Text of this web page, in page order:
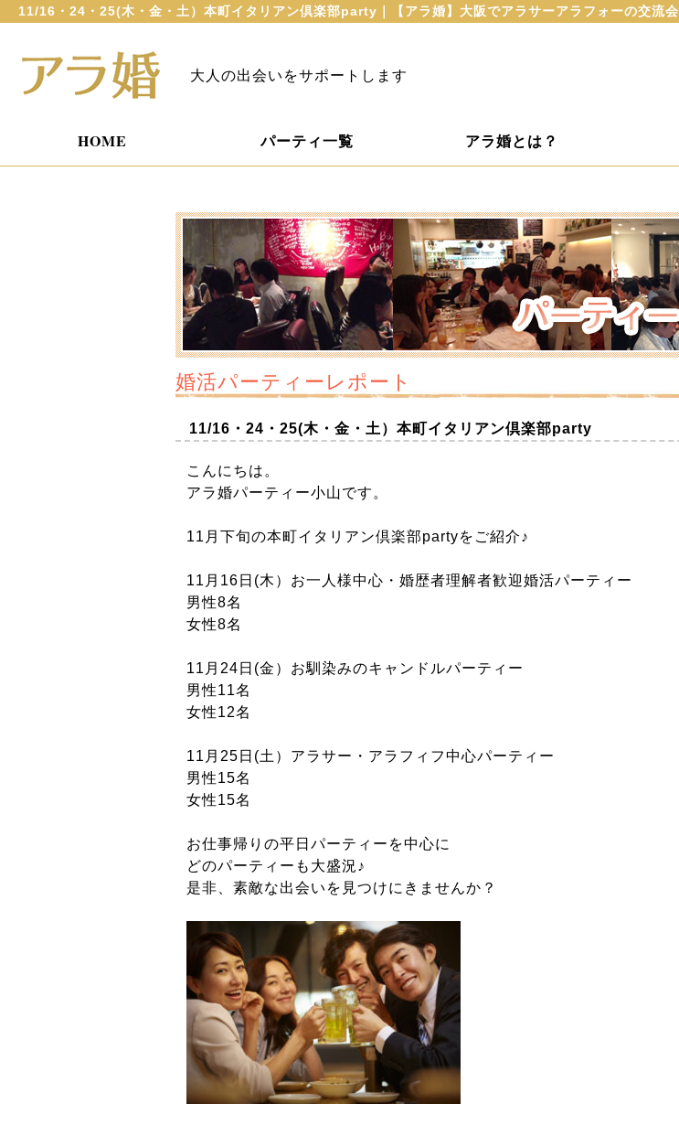
11/16・24・25(木・金・土）本町イタリアン倶楽部party｜【アラ婚】大阪でアラサーアラフォーの交流会
大人の出会いをサポートします
HOME パーティ一覧 アラ婚とは？
婚活パーティーレポート
11/16・24・25(木・金・土）本町イタリアン倶楽部party
こんにちは。
アラ婚パーティー小山です。
11月下旬の本町イタリアン倶楽部partyをご紹介♪
11月16日(木）お一人様中心・婚歴者理解者歓迎婚活パーティー
男性8名
女性8名
11月24日(金）お馴染みのキャンドルパーティー
男性11名
女性12名
11月25日(土）アラサー・アラフィフ中心パーティー
男性15名
女性15名
お仕事帰りの平日パーティーを中心に
どのパーティーも大盛況♪
是非、素敵な出会いを見つけにきませんか？